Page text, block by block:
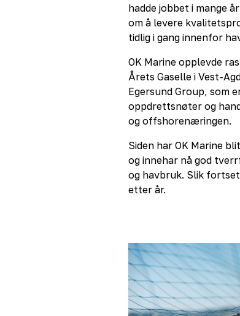
hadde jobbet i mange
om å levere
tidlig i gang innenfor
OK Marine opplevde
Årets Gaselle i Vest-
Egersund Group, som
oppdrettsnøter og
og offshorenæringen.
Siden har OK Marine
og innehar nå god
og havbruk. Slik
etter år.